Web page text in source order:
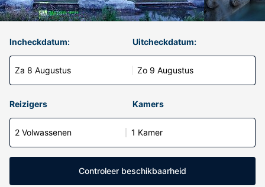
Incheckdatum:
Za 8 Augustus
Uitcheckdatum:
Zo 9 Augustus
Reizigers Kamers
2 Volwassenen 1 Kamer
Controleer beschikbaarheid